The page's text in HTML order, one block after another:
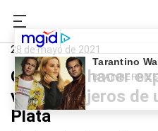
0221.com.ar
28 de mayo de 2021
Quisieron hacer
vez los cajeros de
Plata